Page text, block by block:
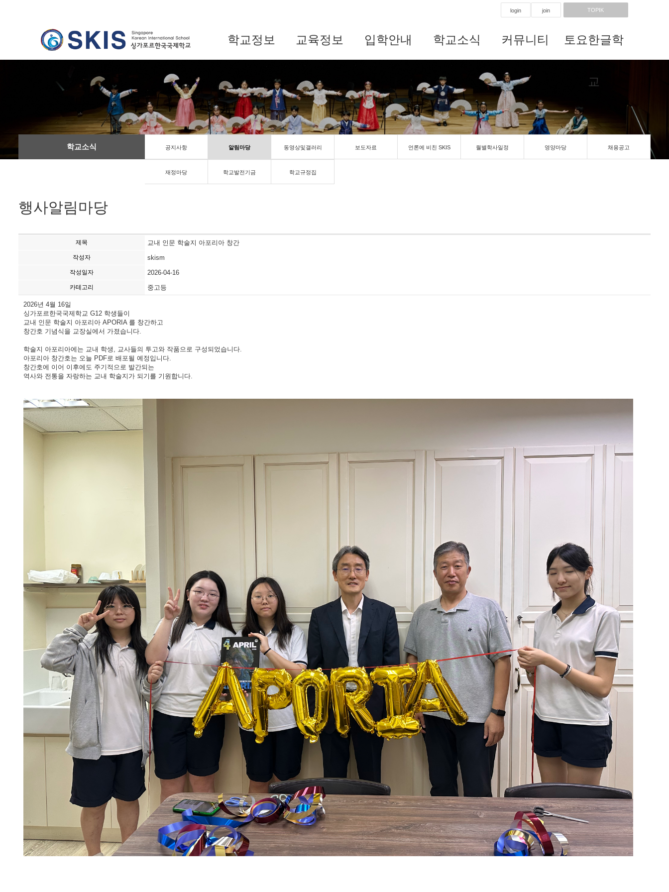
login join TOPIK
학교정보 교육정보 입학안내 학교소식 커뮤니티 토요한글학
교
학교소식 공지사항 알림마당 동영상및갤러리 보도자료 언론에 비친 SKIS 월별학사일정 영양마당 채용공고
재정마당 학교발전기금 학교규정집
행사알림마당
제목 교내 인문 학술지 아포리아 창간
작성자 skism
작성일자 2026-04-16
카테고리 중고등
2026년 4월 16일
싱가포르한국국제학교 G12 학생들이
교내 인문 학술지 아포리아 APORIA 를 창간하고
창간호 기념식을 교장실에서 가졌습니다.
학술지 아포리아에는 교내 학생, 교사들의 투고와 작품으로 구성되었습니다.
아포리아 창간호는 오늘 PDF로 배포될 예정입니다.
창간호에 이어 이후에도 주기적으로 발간되는
역사와 전통을 자랑하는 교내 학술지가 되기를 기원합니다.